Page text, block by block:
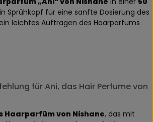
Sprühkopf für eine sanfte Dosierung des
leichtes Auftragen des Haarparfüms
für Ani, das Hair Perfume von
Haarparfüm von Nishane, das mit